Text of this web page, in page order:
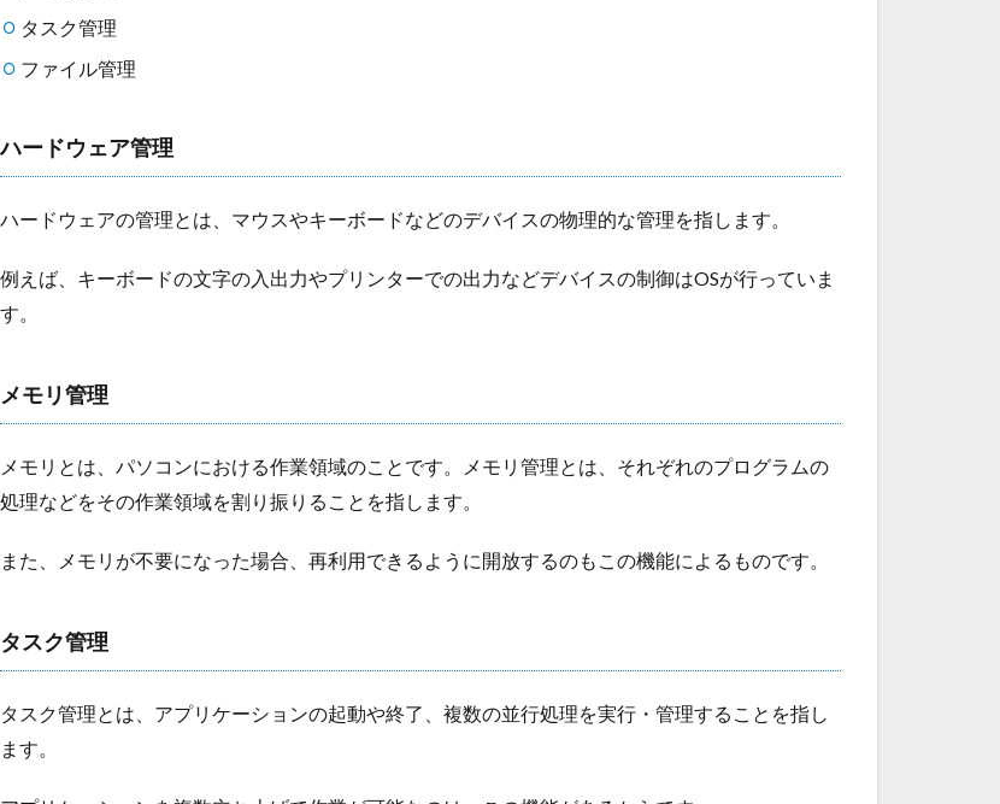
タスク管理
ファイル管理
ハードウェア管理
ハードウェアの管理とは、マウスやキーボードなどのデバイスの物理的な管理を指します。
例えば、キーボードの文字の入出力やプリンターでの出力などデバイスの制御はOSが行っていま
す。
メモリ管理
メモリとは、パソコンにおける作業領域のことです。メモリ管理とは、それぞれのプログラムの
処理などをその作業領域を割り振りることを指します。
また、メモリが不要になった場合、再利用できるように開放するのもこの機能によるものです。
タスク管理
タスク管理とは、アプリケーションの起動や終了、複数の並行処理を実行・管理することを指し
ます。